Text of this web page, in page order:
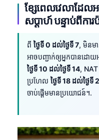
ខ្សែពេលវេលាដែលអ
សប្តាហ៍ បន្ទាប់ពីក
ពី ថ្ងៃទី 0 ដល់ថ្ងៃទី 7, មិនមា
អាចបញ្ជាក់ឲ្យអ្នកបានដោយ
ថ្ងៃទី 10 ដល់ថ្ងៃទី 14, NAT
ប្រហែល ថ្ងៃទី 18 ដល់ថ្ងៃទី
ចាប់ផ្តើមមានប្រយោជន៍។.